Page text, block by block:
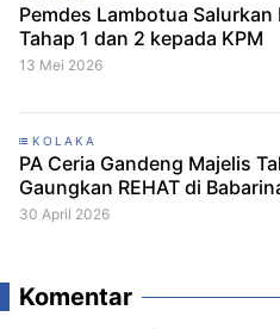
Pemdes Lambotua Salurkan
Tahap 1 dan 2 kepada KPM
13 Mei 2026
KOLAKA
PA Ceria Gandeng Majelis
Gaungkan REHAT di
30 April 2026
Komentar